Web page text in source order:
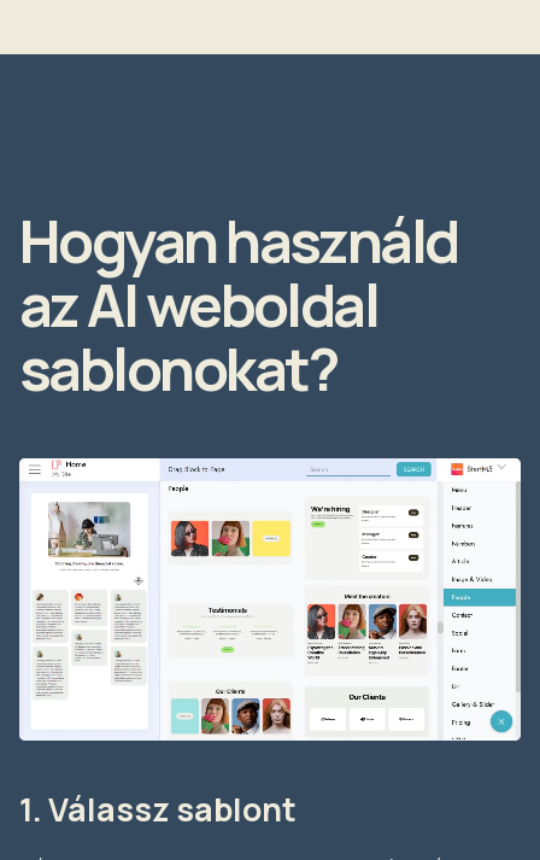
Hogyan használd
az AI weboldal
sablonokat?
1. Válassz sablont